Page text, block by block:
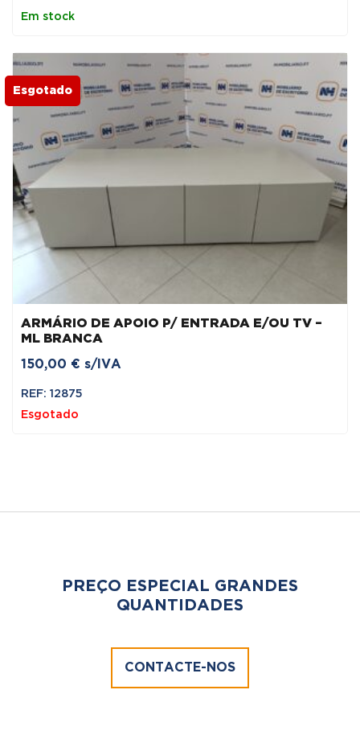
Em stock
ARMÁRIO DE APOIO P/ ENTRADA E/OU TV –
ML BRANCA
150,00 € s/IVA
REF: 12875
Esgotado
Esgotado
PREÇO ESPECIAL GRANDES
QUANTIDADES
CONTACTE-NOS